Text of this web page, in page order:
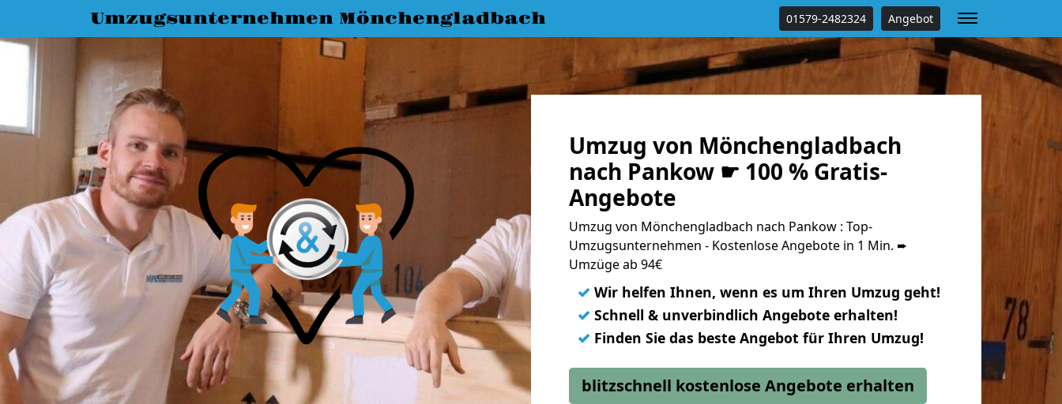
Umzugsunternehmen Mönchengladbach 01579-2482324 Angebot
Umzug von Mönchengladbach
nach Pankow ☛ 100 % Gratis-
Angebote
Umzug von Mönchengladbach nach Pankow : Top-
Umzugsunternehmen - Kostenlose Angebote in 1 Min. ➨
Umzüge ab 94€
✓ Wir helfen Ihnen, wenn es um Ihren Umzug geht!
✓ Schnell & unverbindlich Angebote erhalten!
✓ Finden Sie das beste Angebot für Ihren Umzug!
blitzschnell kostenlose Angebote erhalten